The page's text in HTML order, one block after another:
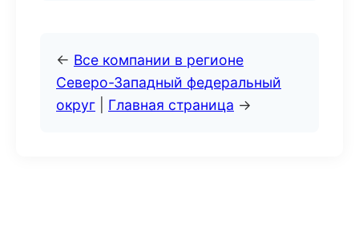
← Все компании в регионе
Северо-Западный федеральный
округ
Главная страница →